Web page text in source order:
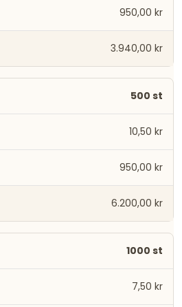
950,00 kr
3.940,00 kr
500 st
10,50 kr
950,00 kr
6.200,00 kr
1000 st
7,50 kr